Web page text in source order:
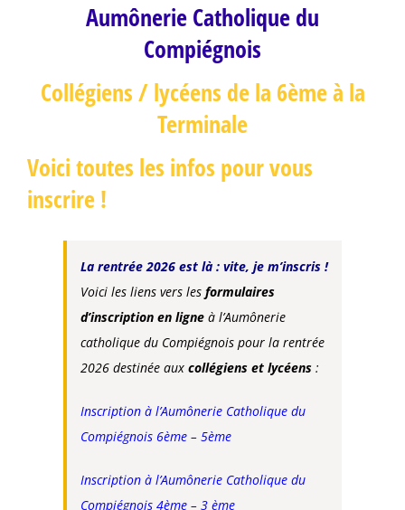
Aumônerie Catholique du
Compiégnois
Collégiens / lycéens de la 6ème à la
Terminale
Voici toutes les infos pour vous
inscrire !
La rentrée 2026 est là : vite, je m’inscris !
Voici les liens vers les formulaires
d’inscription en ligneà l’Aumônerie
catholique du Compiégnois pour la rentrée
2026 destinée aux collégiens et lycéens :
Inscription à l’Aumônerie Catholique du
Compiégnois 6ème – 5ème
Inscription à l’Aumônerie Catholique du
Compiégnois 4ème – 3 ème